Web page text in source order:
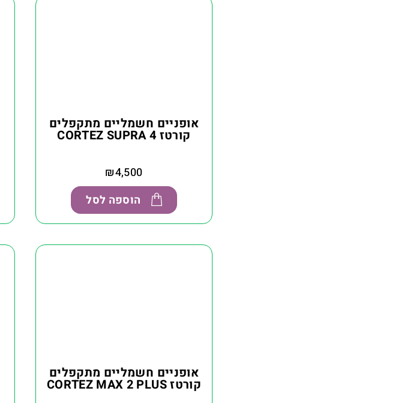
אופניים חשמליים מתקפלים
קורטז CORTEZ SUPRA 4
₪4,500
הוספה לסל
אופניים חשמליים מתקפלים
קורטז CORTEZ MAX 2 PLUS